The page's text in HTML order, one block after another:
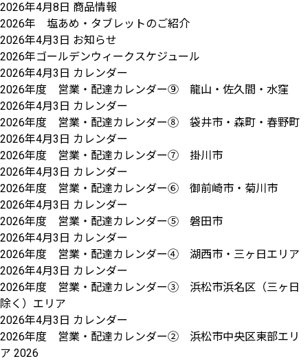
2026年4月8日 商品情報
2026年 塩あめ・タブレットのご紹介
2026年4月3日 お知らせ
2026年ゴールデンウィークスケジュール
2026年4月3日 カレンダー
2026年度 営業・配達カレンダー⑨ 龍山・佐久間・水窪
2026年4月3日 カレンダー
2026年度 営業・配達カレンダー⑧ 袋井市・森町・春野町
2026年4月3日 カレンダー
2026年度 営業・配達カレンダー⑦ 掛川市
2026年4月3日 カレンダー
2026年度 営業・配達カレンダー⑥ 御前崎市・菊川市
2026年4月3日 カレンダー
2026年度 営業・配達カレンダー⑤ 磐田市
2026年4月3日 カレンダー
2026年度 営業・配達カレンダー④ 湖西市・三ヶ日エリア
2026年4月3日 カレンダー
2026年度 営業・配達カレンダー③ 浜松市浜名区（三ヶ日
除く）エリア
2026年4月3日 カレンダー
2026年度 営業・配達カレンダー② 浜松市中央区東部エリ
ア 2026